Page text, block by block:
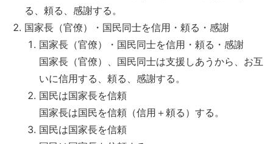
る、頼る、感謝する。
国家長（官僚）・国民同士を信用・頼る・感謝
国家長（官僚）・国民同士を信用・頼る・感謝
国家長（官僚）、国民同士は支援しあうから、お互
いに信用する、頼る、感謝する。
国民は国家長を信頼
国家長は国民を信頼（信用＋頼る）する。
国民は国家長を信頼